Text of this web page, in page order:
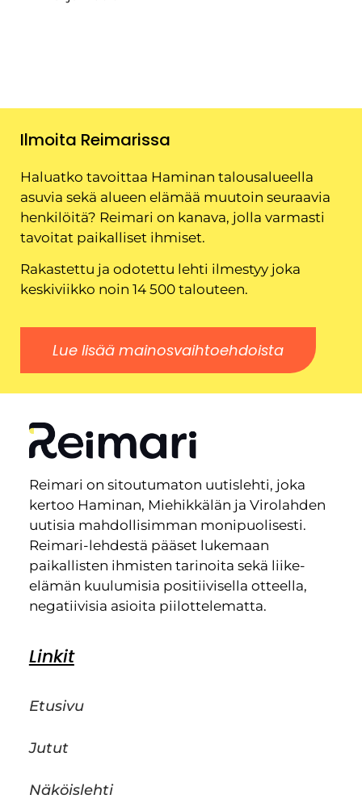
Ilmoita Reimarissa
Haluatko tavoittaa Haminan talousalueella
asuvia sekä alueen elämää muutoin seuraavia
henkilöitä? Reimari on kanava, jolla varmasti
tavoitat paikalliset ihmiset.
Rakastettu ja odotettu lehti ilmestyy joka
keskiviikko noin 14 500 talouteen.
Lue lisää mainosvaihtoehdoista
Reimari on sitoutumaton uutislehti, joka
kertoo Haminan, Miehikkälän ja Virolahden
uutisia mahdollisimman monipuolisesti.
Reimari-lehdestä pääset lukemaan
paikallisten ihmisten tarinoita sekä liike-
elämän kuulumisia positiivisella otteella,
negatiivisia asioita piilottelematta.
Linkit
Etusivu
Jutut
Näköislehti